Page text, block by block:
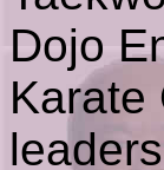
Dojo
Karate